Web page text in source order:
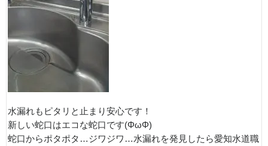
水漏れもピタリと止まり安心です！
新しい蛇口はエコな蛇口です(ΦωΦ)
蛇口からポタポタ…ジワジワ…水漏れを発見したら愛知水道職